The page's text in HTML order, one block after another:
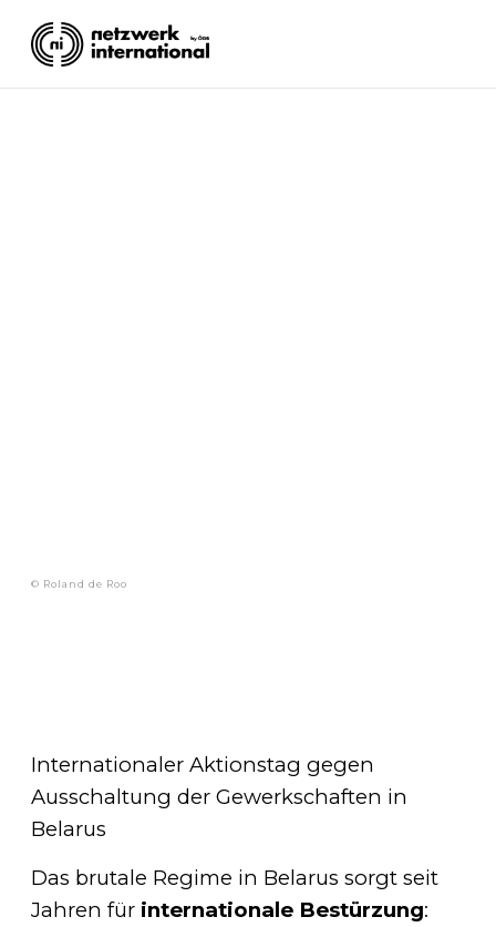
© Roland de Roo
Internationaler Aktionstag gegen
Ausschaltung der Gewerkschaften in
Belarus
Das brutale Regime in Belarus sorgt seit
Jahren fürinternationale Bestürzung: